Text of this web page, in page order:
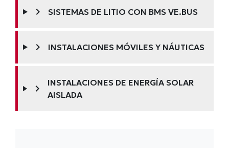
chevron_right SISTEMAS DE LITIO CON BMS VE.BUS
chevron_right INSTALACIONES MÓVILES Y NÁUTICAS
chevron_right
INSTALACIONES DE ENERGÍA SOLAR
AISLADA